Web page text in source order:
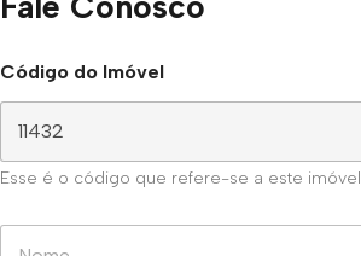
Código do Imóvel
Esse é o código que refere-se a este imóvel